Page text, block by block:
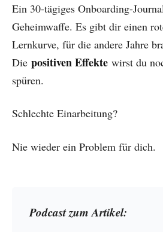
Ein 30-tägiges Onboarding-
Geheimwaffe. Es gibt dir einen
Lernkurve, für die andere Jahre
Die positiven Effekte wirst du
spüren.
Schlechte Einarbeitung?
Nie wieder ein Problem für dich.
Podcast zum Artikel: